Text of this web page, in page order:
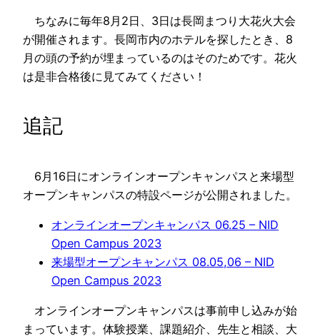
ちなみに毎年8月2日、3日は長岡まつり大花火大会
が開催されます。長岡市内のホテルを探したとき、8
月の頭の予約が埋まっているのはそのためです。花火
は是非合格後に見てみてください！
追記
6月16日にオンラインオープンキャンパスと来場型
オープンキャンパスの特設ページが公開されました。
オンラインオープンキャンパス 06.25 – NID
Open Campus 2023
来場型オープンキャンパス 08.05,06 – NID
Open Campus 2023
オンラインオープンキャンパスは事前申し込みが始
まっています。体験授業、課題紹介、先生と相談、大